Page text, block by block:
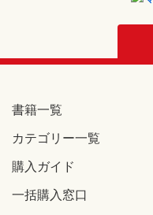
書籍一覧
カテゴリー一覧
購入ガイド
一括購入窓口